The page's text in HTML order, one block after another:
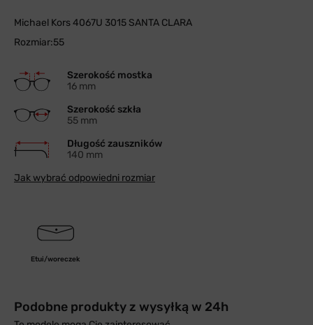
Michael Kors 4067U 3015 SANTA CLARA
Rozmiar:55
Szerokość mostka
16 mm
Szerokość szkła
55 mm
Długość zauszników
140 mm
Jak wybrać odpowiedni rozmiar
Etui/woreczek
Podobne produkty z wysyłką w 24h